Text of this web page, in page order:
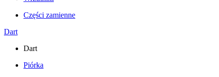
Części zamienne
Dart
Dart
Piórka